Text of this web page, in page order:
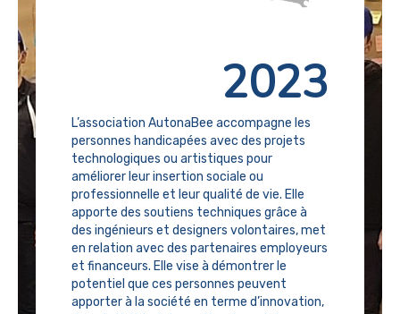
2023
L’association AutonaBee accompagne les
personnes handicapées avec des projets
technologiques ou artistiques pour
améliorer leur insertion sociale ou
professionnelle et leur qualité de vie. Elle
apporte des soutiens techniques grâce à
des ingénieurs et designers volontaires, met
en relation avec des partenaires employeurs
et financeurs. Elle vise à démontrer le
potentiel que ces personnes peuvent
apporter à la société en terme d’innovation,